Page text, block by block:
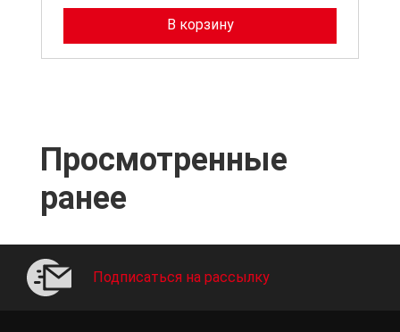
В корзину
Просмотренные
ранее
Подписаться на рассылку